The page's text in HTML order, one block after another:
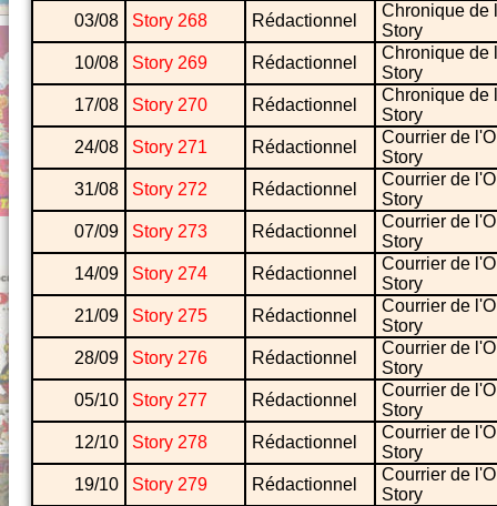
03/08
Story 268 Rédactionnel
Chronique de
Story
10/08
Story 269 Rédactionnel
Chronique de
Story
17/08
Story 270 Rédactionnel
Chronique de
Story
24/08
Story 271 Rédactionnel
Courrier de
Story
31/08
Story 272 Rédactionnel
Courrier de
Story
07/09
Story 273 Rédactionnel
Courrier de
Story
14/09
Story 274 Rédactionnel
Courrier de
Story
21/09
Story 275 Rédactionnel
Courrier de
Story
28/09
Story 276 Rédactionnel
Courrier de
Story
05/10
Story 277 Rédactionnel
Courrier de
Story
12/10
Story 278 Rédactionnel
Courrier de
Story
19/10
Story 279 Rédactionnel
Courrier de
Story